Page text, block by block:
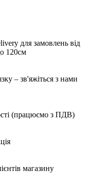
для замовлень від
120см
– зв'яжіться з нами
(працюємо з ПДВ)
магазину